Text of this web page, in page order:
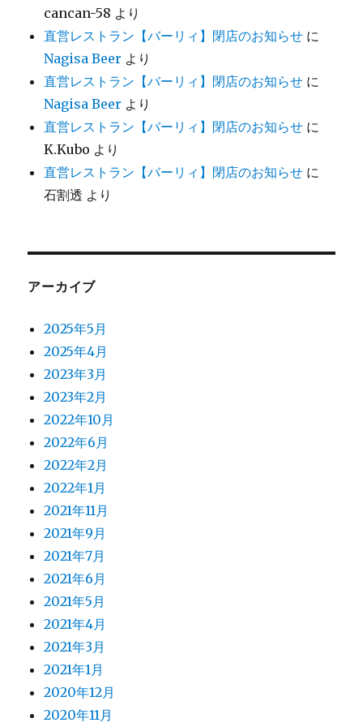
cancan-58 より
直営レストラン【バーリィ】閉店のお知らせ に
Nagisa Beer より
直営レストラン【バーリィ】閉店のお知らせ に
Nagisa Beer より
直営レストラン【バーリィ】閉店のお知らせ に
K.Kubo より
直営レストラン【バーリィ】閉店のお知らせ に
石割透 より
アーカイブ
2025年5月
2025年4月
2023年3月
2023年2月
2022年10月
2022年6月
2022年2月
2022年1月
2021年11月
2021年9月
2021年7月
2021年6月
2021年5月
2021年4月
2021年3月
2021年1月
2020年12月
2020年11月